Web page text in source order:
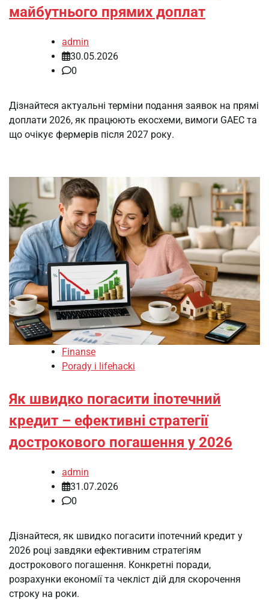
майбутнього прямих доплат
admin
30.05.2026
0
Дізнайтеся актуальні терміни подання заявок на прямі
доплати 2026, як працюють екосхеми, вимоги GAEC та
що очікує фермерів після 2027 року.
Finanse
Porady i lifehacki
Як швидко погасити іпотечний
кредит – ефективні стратегії
дострокового погашення у 2026
admin
31.07.2026
0
Дізнайтеся, як швидко погасити іпотечний кредит у
2026 році завдяки ефективним стратегіям
дострокового погашення. Конкретні поради,
розрахунки економії та чекліст дій для скорочення
строку на роки.